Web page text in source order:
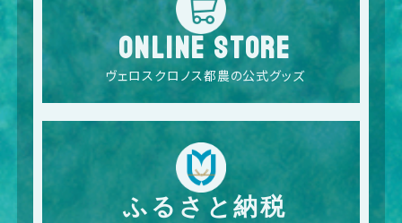
ONLINE STORE
ヴェロスクロノス都農の公式グッズ
ふるさと納税